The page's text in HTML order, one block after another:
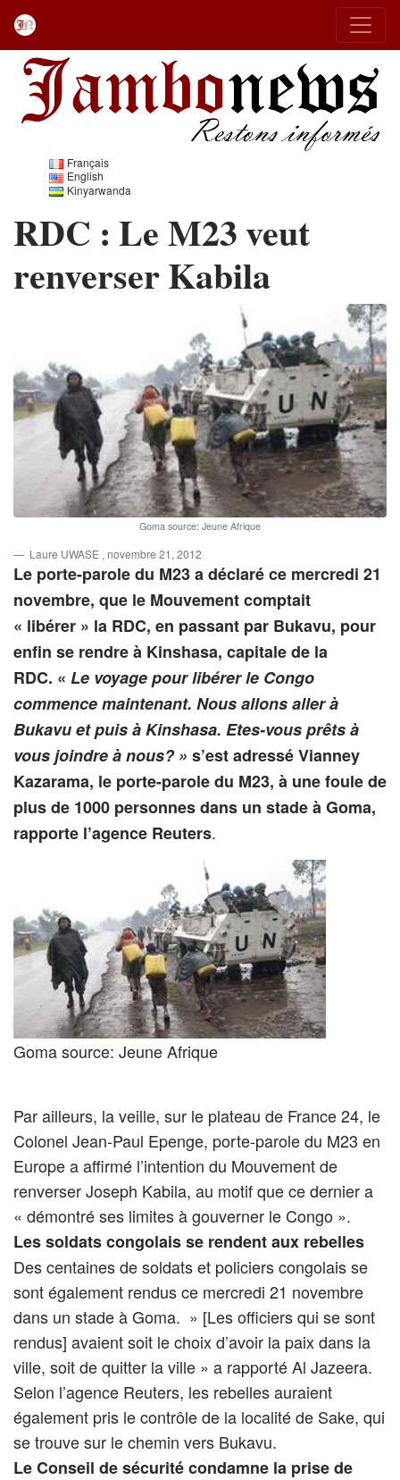
Français
English
Kinyarwanda
RDC : Le M23 veut
renverser Kabila
Goma source: Jeune Afrique
Laure UWASE , novembre 21, 2012
Le porte-parole du M23 a déclaré ce mercredi 21
novembre, que le Mouvement comptait
« libérer » la RDC, en passant par Bukavu, pour
enfin se rendre à Kinshasa, capitale de la
RDC. « Le voyage pour libérer le Congo
commence maintenant. Nous allons aller à
Bukavu et puis à Kinshasa. Etes-vous prêts à
vous joindre à nous? » s’est adressé Vianney
Kazarama, le porte-parole du M23, à une foule de
plus de 1000 personnes dans un stade à Goma,
rapporte l’agence Reuters.
Goma source: Jeune Afrique
Par ailleurs, la veille, sur le plateau de France 24, le
Colonel Jean-Paul Epenge, porte-parole du M23 en
Europe a affirmé l’intention du Mouvement de
renverser Joseph Kabila, au motif que ce dernier a
« démontré ses limites à gouverner le Congo ».
Les soldats congolais se rendent aux rebelles
Des centaines de soldats et policiers congolais se
sont également rendus ce mercredi 21 novembre
dans un stade à Goma. » [Les officiers qui se sont
rendus] avaient soit le choix d’avoir la paix dans la
ville, soit de quitter la ville » a rapporté Al Jazeera.
Selon l’agence Reuters, les rebelles auraient
également pris le contrôle de la localité de Sake, qui
se trouve sur le chemin vers Bukavu.
Le Conseil de sécurité condamne la prise de